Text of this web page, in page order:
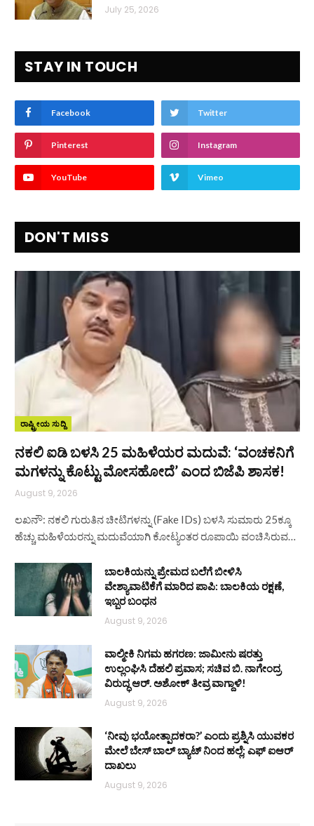
July 25, 2026
STAY IN TOUCH
Facebook Twitter
Pinterest Instagram
YouTube Vimeo
DON'T MISS
ರಾಷ್ಟ್ರೀಯ ಸುದ್ದಿ
ನಕಲಿ ಐಡಿ ಬಳಸಿ 25 ಮಹಿಳೆಯರ ಮದುವೆ: ‘ವಂಚಕನಿಗೆ
ಮಗಳನ್ನು ಕೊಟ್ಟು ಮೋಸಹೋದೆ’ ಎಂದ ಬಿಜೆಪಿ ಶಾಸಕ!
August 9, 2026
ಲಖನೌ: ನಕಲಿ ಗುರುತಿನ ಚೀಟಿಗಳನ್ನು (Fake IDs) ಬಳಸಿ ಸುಮಾರು 25ಕ್ಕೂ
ಹೆಚ್ಚು ಮಹಿಳೆಯರನ್ನು ಮದುವೆಯಾಗಿ ಕೋಟ್ಯಂತರ ರೂಪಾಯಿ ವಂಚಿಸಿರುವ…
ಬಾಲಕಿಯನ್ನು ಪ್ರೇಮದ ಬಲೆಗೆ ಬೀಳಿಸಿ
ವೇಶ್ಯಾವಾಟಿಕೆಗೆ ಮಾರಿದ ಪಾಪಿ: ಬಾಲಕಿಯ ರಕ್ಷಣೆ,
ಇಬ್ಬರ ಬಂಧನ
August 9, 2026
ವಾಲ್ಮೀಕಿ ನಿಗಮ ಹಗರಣ: ಜಾಮೀನು ಷರತ್ತು
ಉಲ್ಲಂಘಿಸಿ ದೆಹಲಿ ಪ್ರವಾಸ; ಸಚಿವ ಬಿ. ನಾಗೇಂದ್ರ
ವಿರುದ್ಧ ಆರ್. ಅಶೋಕ್ ತೀವ್ರ ವಾಗ್ದಾಳಿ!
August 9, 2026
‘ನೀವು ಭಯೋತ್ಪಾದಕರಾ?’ ಎಂದು ಪ್ರಶ್ನಿಸಿ ಯುವಕರ
ಮೇಲೆ ಬೇಸ್‌ ಬಾಲ್ ಬ್ಯಾಟ್‌ ನಿಂದ ಹಲ್ಲೆ; ಎಫ್‌ ಐಆರ್
ದಾಖಲು
August 9, 2026